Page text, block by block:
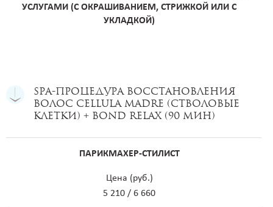
УСЛУГАМИ (С ОКРАШИВАНИЕМ, СТРИЖКОЙ ИЛИ С
УКЛАДКОЙ)
SPA-процедура восстановления
волос CELLULA MADRE (Стволовые
клетки) + BOND RELAX (90 мин)
ПАРИКМАХЕР-СТИЛИСТ
Цена (руб.)
5 210 / 6 660